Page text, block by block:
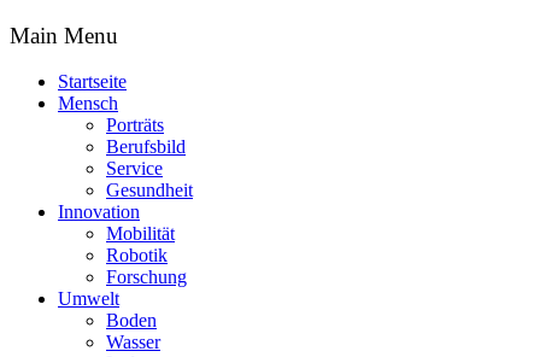
Main Menu
Startseite
Mensch
Porträts
Berufsbild
Service
Gesundheit
Innovation
Mobilität
Robotik
Forschung
Umwelt
Boden
Wasser